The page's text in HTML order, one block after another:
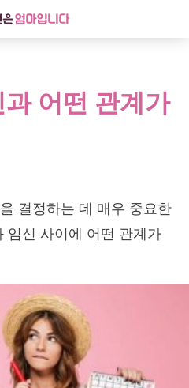
어떤 관계가
결정하는 데 매우 중요한
임신 사이에 어떤 관계가